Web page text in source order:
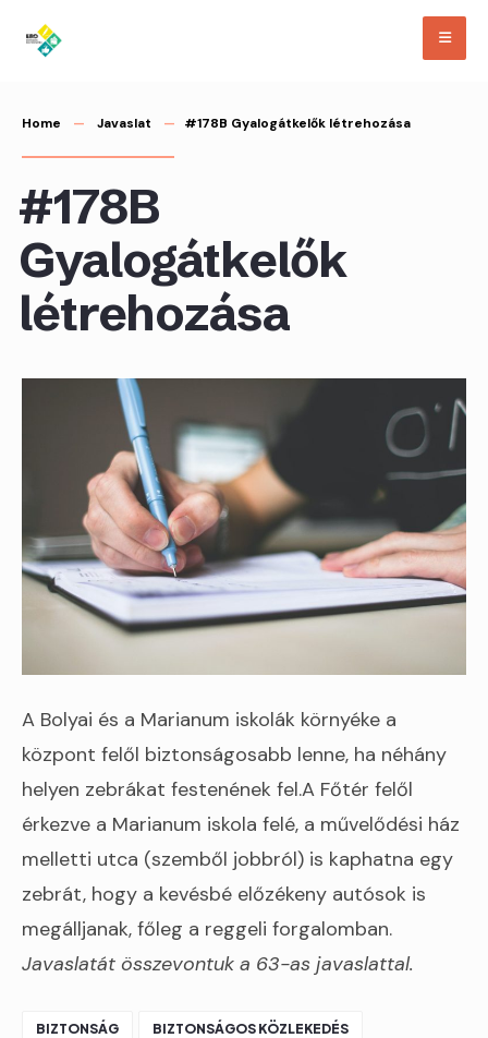
Home Javaslat #178B Gyalogátkelők létrehozása
#178B
Gyalogátkelők
létrehozása
A Bolyai és a Marianum iskolák környéke a
központ felől biztonságosabb lenne, ha néhány
helyen zebrákat festenének fel.A Főtér felől
érkezve a Marianum iskola felé, a művelődési ház
melletti utca (szemből jobbról) is kaphatna egy
zebrát, hogy a kevésbé előzékeny autósok is
megálljanak, főleg a reggeli forgalomban.
Javaslatát összevontuk a 63-as javaslattal.
BIZTONSÁG BIZTONSÁGOS KÖZLEKEDÉS